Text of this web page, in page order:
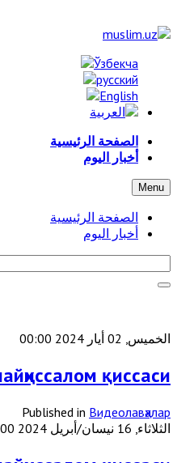
الصفحة الرئيسية
أخبار اليوم
Menu
الصفحة الرئيسية
أخبار اليوم
الخميس, 02 أيار 2024 00:00
қиссаси
Published in Видеолавҳалар
الثلاثاء, 16 نيسان/أبريل 2024 00:00